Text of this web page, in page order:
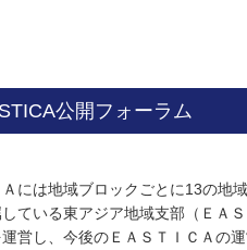
公開フォーラム
Ａには地域ブロックごとに13の地
している東アジア地域支部（ＥＡ
運営し、今後のＥＡＳＴＩＣＡの